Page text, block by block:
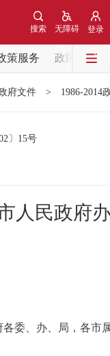
登录
无障碍
搜索
策服务
政民互动
府文件 > 1986-2014
〕 15号
人民政府
委、办、局，各市